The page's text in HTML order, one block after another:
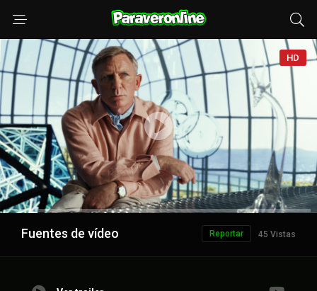
HD
Anuncio
Fuentes de vídeo 45 Vistas
Reportar